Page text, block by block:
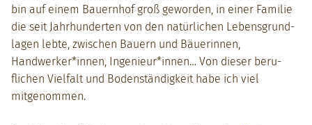
bin auf einem Bauern­hof groß gewor­den, in ein­er Fam­i­lie
die seit Jahrhun­derten von den natür­lichen Lebens­grund­
la­gen lebte, zwis­chen Bauern und Bäuerin­nen,
Handwerker*innen, Ingenieur*innen… Von dieser beru­
flichen Vielfalt und Boden­ständigkeit habe ich viel
mitgenom­men.